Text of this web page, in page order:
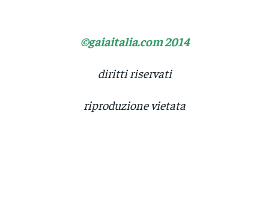
©gaiaitalia.com 2014
diritti riservati
riproduzione vietata